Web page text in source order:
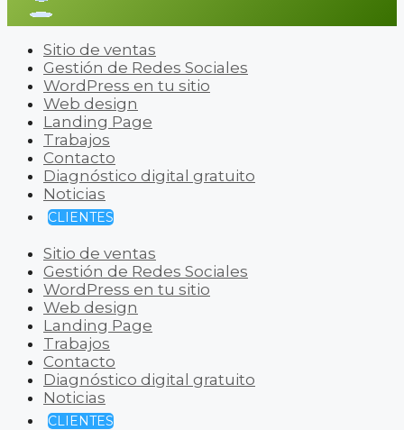
Sitio de ventas
Gestión de Redes Sociales
WordPress en tu sitio
Web design
Landing Page
Trabajos
Contacto
Diagnóstico digital gratuito
Noticias
CLIENTES
Sitio de ventas
Gestión de Redes Sociales
WordPress en tu sitio
Web design
Landing Page
Trabajos
Contacto
Diagnóstico digital gratuito
Noticias
CLIENTES